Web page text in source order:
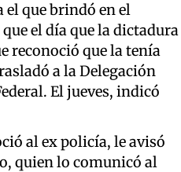
el que brindó en el
el día que la dictadura
reconoció que la tenía
a la Delegación
El jueves, indicó
al ex policía, le avisó
quien lo comunicó al